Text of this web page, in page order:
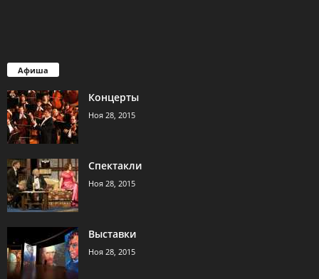
Афиша
Концерты
Ноя 28, 2015
Спектакли
Ноя 28, 2015
Выставки
Ноя 28, 2015